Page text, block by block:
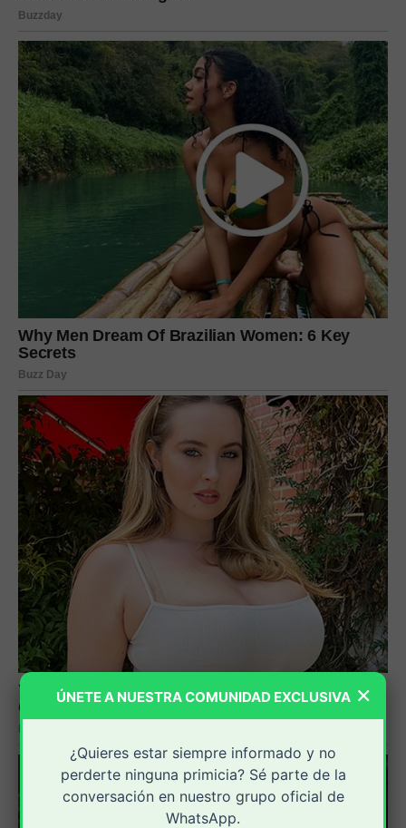
×
ÚNETE A NUESTRA COMUNIDAD EXCLUSIVA
¿Quieres estar siempre informado y no
perderte ninguna primicia? Sé parte de la
conversación en nuestro grupo oficial de
WhatsApp.